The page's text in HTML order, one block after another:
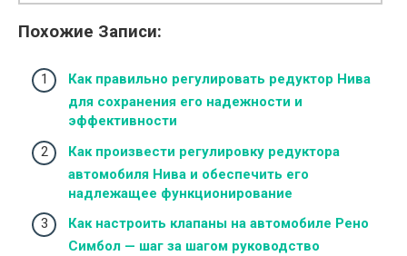
Похожие Записи:
Как правильно регулировать редуктор Нива
для сохранения его надежности и
эффективности
Как произвести регулировку редуктора
автомобиля Нива и обеспечить его
надлежащее функционирование
Как настроить клапаны на автомобиле Рено
Симбол — шаг за шагом руководство